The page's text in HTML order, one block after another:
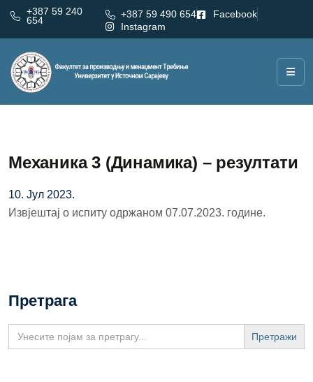
+387 59 240
654
+387 59 490 654
Facebook
Instagram
Механика 3 (Динамика) – резултати
10. Јул 2023.
Извјештај о испиту одржаном 07.07.2023. године.
Претрага
Search
for: